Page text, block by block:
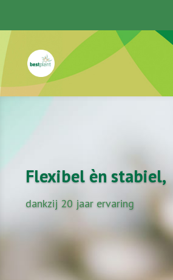
Flexibel èn stabiel,
dankzij 20 jaar ervaring